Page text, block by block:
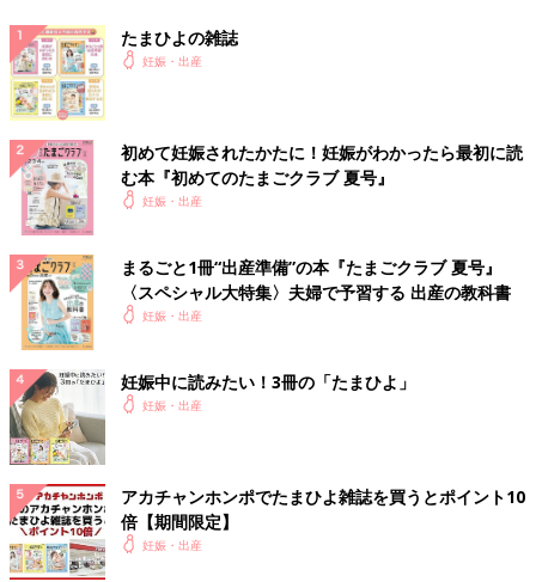
たまひよの雑誌
妊娠・出産
初めて妊娠されたかたに！妊娠がわかったら最初に読
む本『初めてのたまごクラブ 夏号』
妊娠・出産
まるごと1冊“出産準備”の本『たまごクラブ 夏号』
〈スペシャル大特集〉夫婦で予習する 出産の教科書
妊娠・出産
妊娠中に読みたい！3冊の「たまひよ」
妊娠・出産
アカチャンホンポでたまひよ雑誌を買うとポイント10
倍【期間限定】
妊娠・出産